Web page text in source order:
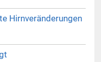
Hirnveränderungen